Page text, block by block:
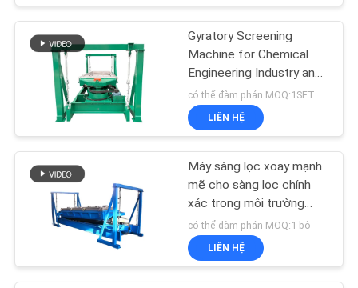
Màn hình rung siêu
âm
Máy sàng Vibro
102
Gyratory Screening
Machine for Chemical
Engineering Industry and
Fine Particle Separation
có thể đàm phán MOQ:1SET
LIÊN HỆ
Máy sàng lọc xoay mạnh
mẽ cho sàng lọc chính
xác trong môi trường
công nghiệp
có thể đàm phán MOQ:1 bộ
LIÊN HỆ